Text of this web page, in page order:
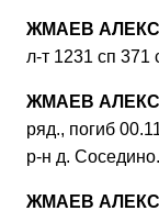
ЖМАЕВ
л-т 1231 сп 371
ЖМАЕВ
ряд., погиб
р-н д. Соседино.
ЖМАЕВ